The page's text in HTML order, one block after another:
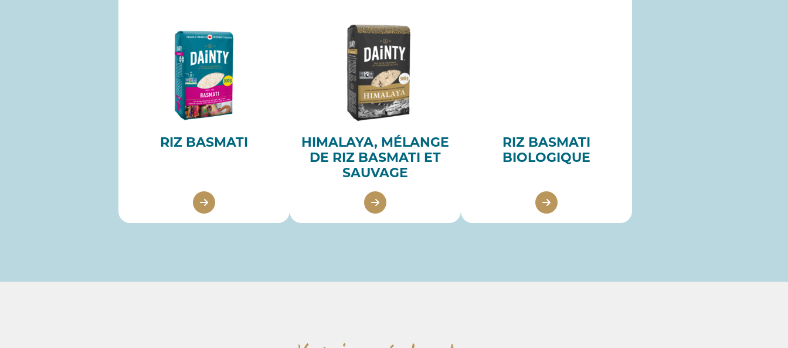
RIZ BASMATI
HIMALAYA, MÉLANGE
DE RIZ BASMATI ET
SAUVAGE
RIZ BASMATI
BIOLOGIQUE